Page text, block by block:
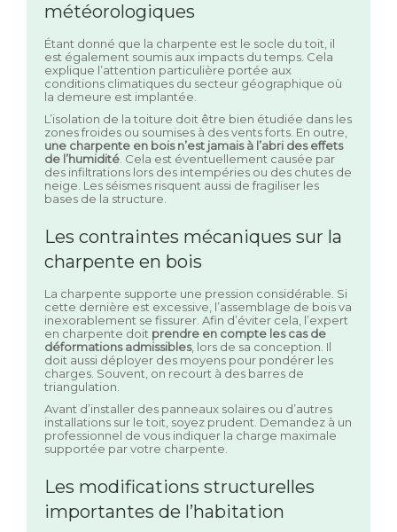
météorologiques
Étant donné que la charpente est le socle du toit, il
est également soumis aux impacts du temps. Cela
explique l’attention particulière portée aux
conditions climatiques du secteur géographique où
la demeure est implantée.
L’isolation de la toiture doit être bien étudiée dans les
zones froides ou soumises à des vents forts. En outre,
une charpente en bois n’est jamais à l’abri des effets
de l’humidité . Cela est éventuellement causée par
des infiltrations lors des intempéries ou des chutes de
neige. Les séismes risquent aussi de fragiliser les
bases de la structure.
Les contraintes mécaniques sur la
charpente en bois
La charpente supporte une pression considérable. Si
cette dernière est excessive, l’assemblage de bois va
inexorablement se fissurer. Afin d’éviter cela, l’expert
en charpente doit prendre en compte les cas de
déformations admissibles, lors de sa conception. Il
doit aussi déployer des moyens pour pondérer les
charges. Souvent, on recourt à des barres de
triangulation.
Avant d’installer des panneaux solaires ou d’autres
installations sur le toit, soyez prudent. Demandez à un
professionnel de vous indiquer la charge maximale
supportée par votre charpente.
Les modifications structurelles
importantes de l’habitation